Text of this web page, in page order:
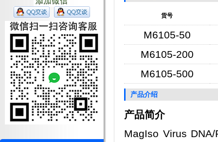
货号
M6105-50
M6105-200
M6105-500
产品介绍
产品简介
MagIso Virus